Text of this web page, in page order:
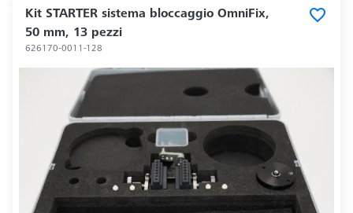
Kit STARTER sistema bloccaggio OmniFix,
50 mm, 13 pezzi
626170-0011-128